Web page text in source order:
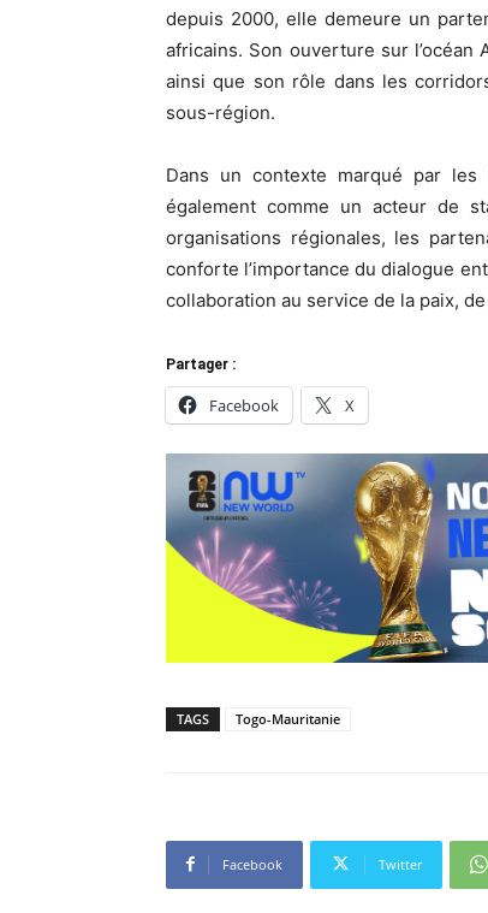
depuis 2000, elle demeure un
africains. Son ouverture sur
ainsi que son rôle dans les
sous-région.
Dans un contexte marqué par les
également comme un acteur de
organisations régionales, les
conforte l’importance du dialogue
collaboration au service de la paix,
Partager :
Facebook X
TAGS Togo-Mauritanie
Facebook Twitter